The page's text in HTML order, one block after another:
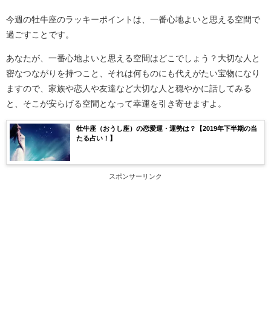
今週の牡牛座のラッキーポイントは、一番心地よいと思える空間で
過ごすことです。
あなたが、一番心地よいと思える空間はどこでしょう？大切な人と
密なつながりを持つこと、それは何ものにも代えがたい宝物になり
ますので、家族や恋人や友達など大切な人と穏やかに話してみる
と、そこが安らげる空間となって幸運を引き寄せますよ。
牡牛座（おうし座）の恋愛運・運勢は？【2019年下半期の当
たる占い！】
スポンサーリンク